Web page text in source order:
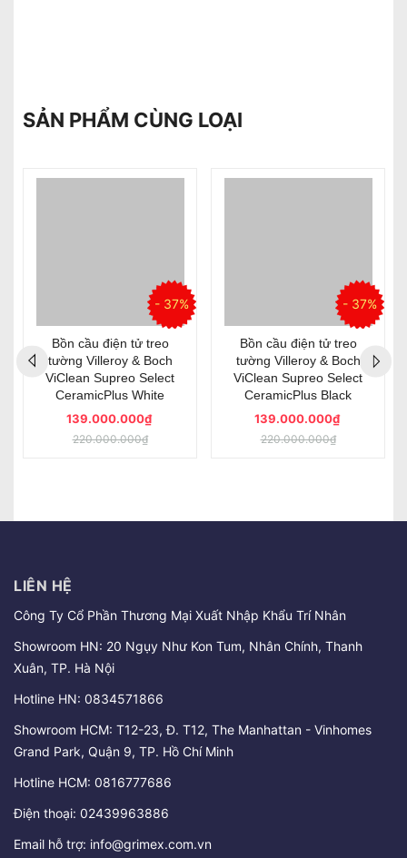
SẢN PHẨM CÙNG LOẠI
- 37%
Bồn cầu điện tử treo
tường Villeroy & Boch
ViClean Supreo Select
CeramicPlus White
139.000.000₫
220.000.000₫
- 37%
Bồn cầu điện tử treo
tường Villeroy & Boch
ViClean Supreo Select
CeramicPlus Black
139.000.000₫
220.000.000₫
LIÊN HỆ
Công Ty Cổ Phần Thương Mại Xuất Nhập Khẩu Trí Nhân
Showroom HN: 20 Ngụy Như Kon Tum, Nhân Chính, Thanh
Xuân, TP. Hà Nội
Hotline HN: 0834571866
Showroom HCM: T12-23, Đ. T12, The Manhattan - Vinhomes
Grand Park, Quận 9, TP. Hồ Chí Minh
Hotline HCM: 0816777686
Điện thoại: 02439963886
Email hỗ trợ: info@grimex.com.vn